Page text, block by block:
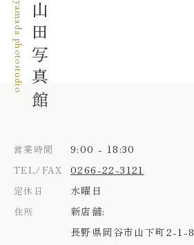
山田写真館
yamada photostudio
営業時間 9:00 - 18:30
TEL/FAX 0266-22-3121
定休日 水曜日
住所
新店舗:
長野県岡谷市山下町2-1-8